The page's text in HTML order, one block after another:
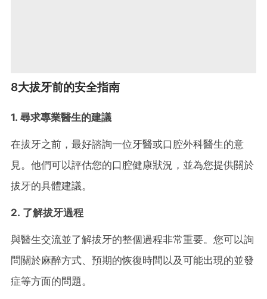
8大拔牙前的安全指南
1. 尋求專業醫生的建議
在拔牙之前，最好諮詢一位牙醫或口腔外科醫生的意
見。他們可以評估您的口腔健康狀況，並為您提供關於
拔牙的具體建議。
2. 了解拔牙過程
與醫生交流並了解拔牙的整個過程非常重要。您可以詢
問關於麻醉方式、預期的恢復時間以及可能出現的並發
症等方面的問題。